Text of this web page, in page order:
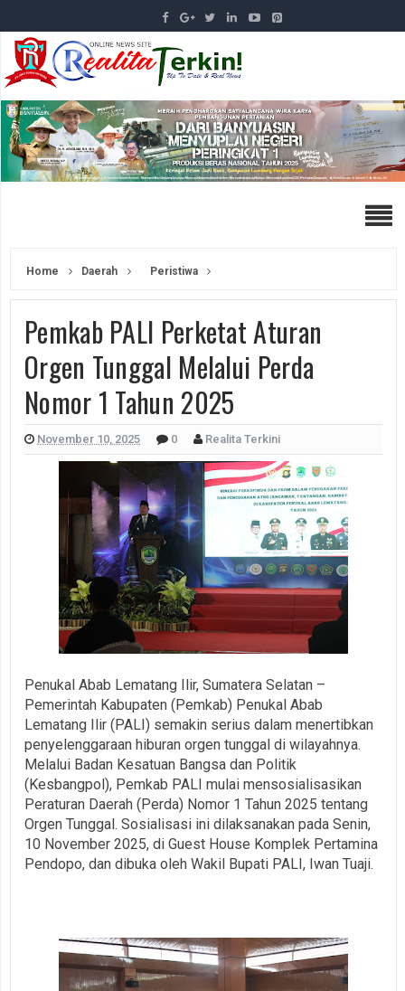
Home Daerah Peristiwa
Pemkab PALI Perketat Aturan
Orgen Tunggal Melalui Perda
Nomor 1 Tahun 2025
November 10, 2025 0 Realita Terkini
Penukal Abab Lematang Ilir, Sumatera Selatan –
Pemerintah Kabupaten (Pemkab) Penukal Abab
Lematang Ilir (PALI) semakin serius dalam menertibkan
penyelenggaraan hiburan orgen tunggal di wilayahnya.
Melalui Badan Kesatuan Bangsa dan Politik
(Kesbangpol), Pemkab PALI mulai mensosialisasikan
Peraturan Daerah (Perda) Nomor 1 Tahun 2025 tentang
Orgen Tunggal. Sosialisasi ini dilaksanakan pada Senin,
10 November 2025, di Guest House Komplek Pertamina
Pendopo, dan dibuka oleh Wakil Bupati PALI, Iwan Tuaji.